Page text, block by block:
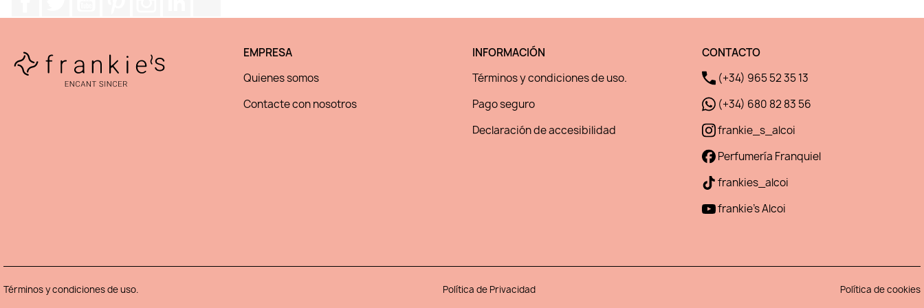
EMPRESA
Quienes somos
Contacte con nosotros
INFORMACIÓN
Términos y condiciones de uso.
Pago seguro
Declaración de accesibilidad
CONTACTO
(+34) 965 52 35 13
(+34) 680 82 83 56
frankie_s_alcoi
Perfumería Franquiel
frankies_alcoi
frankie's Alcoi
Términos y condiciones de uso. Política de Privacidad Política de cookies